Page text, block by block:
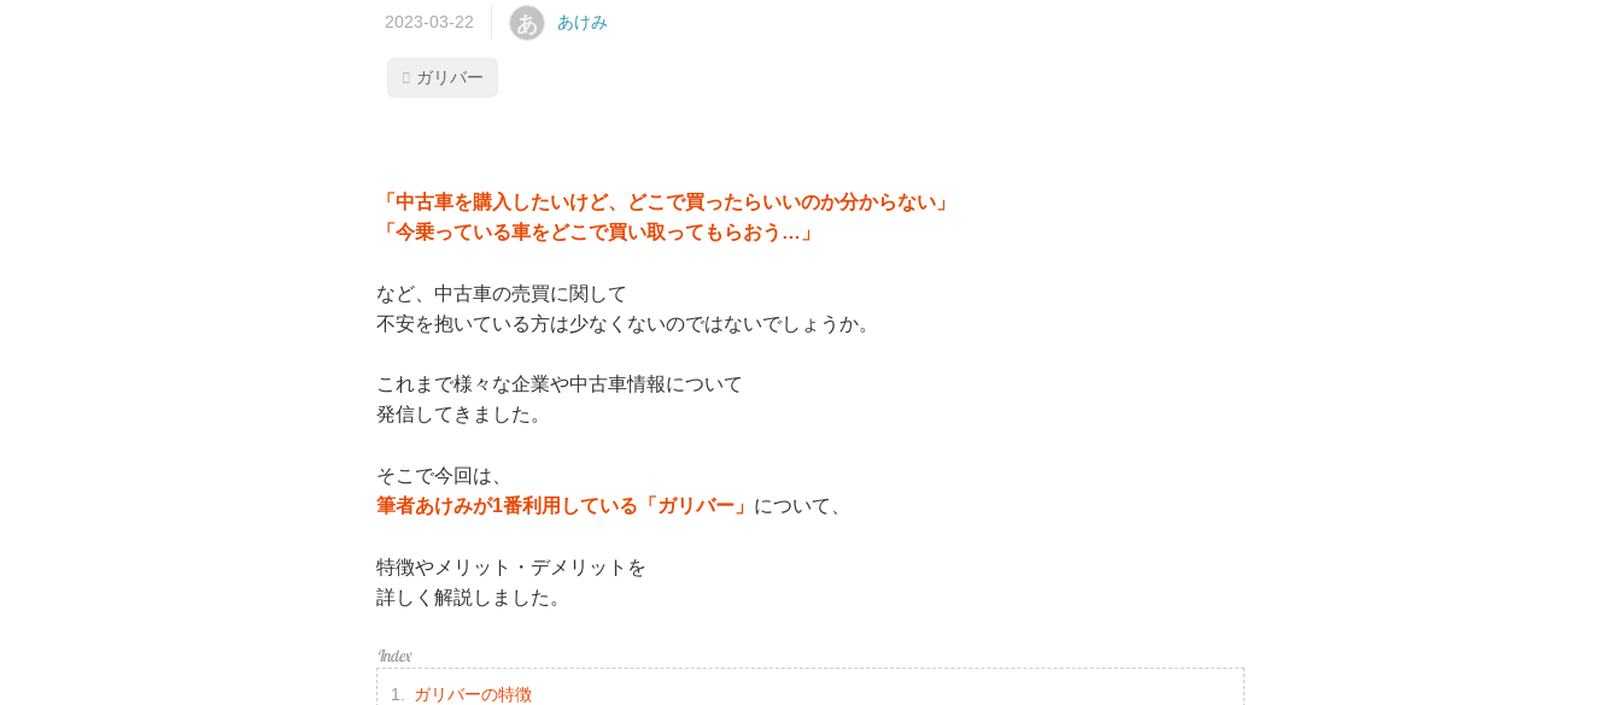
あ あけみ
ガリバー
「中古車を購入したいけど、どこで買ったらいいのか分からない」
「今乗っている車をどこで買い取ってもらおう…」
など、中古車の売買に関して
不安を抱いている方は少なくないのではないでしょうか。
これまで様々な企業や中古車情報について
発信してきました。
そこで今回は、
筆者あけみが1番利用している「ガリバー」 について、
特徴やメリット・デメリットを
詳しく解説しました。
ガリバーの特徴